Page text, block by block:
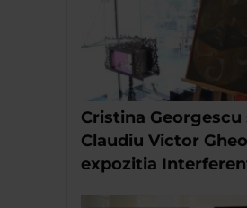
Cristina Georgescu
Claudiu Victor
expozitia